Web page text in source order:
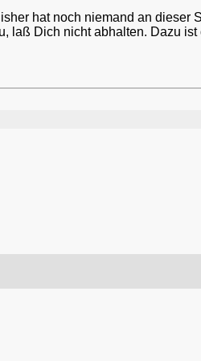
hat noch niemand an dieser
laß Dich nicht abhalten. Dazu